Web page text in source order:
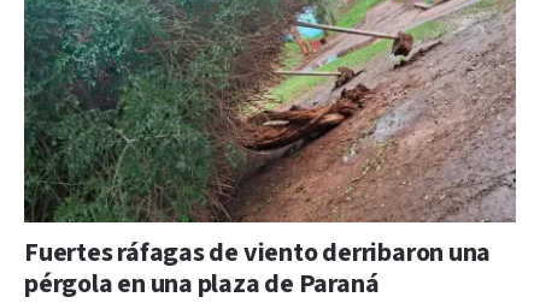
Fuertes ráfagas de viento derribaron una
pérgola en una plaza de Paraná